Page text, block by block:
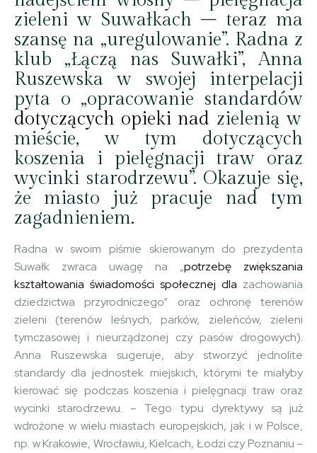
zieleni w Suwałkach – teraz ma
szansę na „uregulowanie”. Radna z
klub „Łączą nas Suwałki”, Anna
Ruszewska w swojej interpelacji
pyta o „opracowanie standardów
dotyczących opieki nad zielenią w
mieście, w tym dotyczących
koszenia i pielęgnacji traw oraz
wycinki starodrzewu”. Okazuje się,
że miasto już pracuje nad tym
zagadnieniem.
Radna w swoim piśmie skierowanym do prezydenta
Suwałk zwraca uwagę na „potrzebę zwiększania
kształtowania świadomości społecznej dla zachowania
dziedzictwa przyrodniczego” oraz ochronę terenów
zieleni (terenów leśnych, parków, zieleńców, zieleni
tymczasowej i nieurządzonej czy pasów drogowych).
Anna Ruszewska sugeruje, aby stworzyć jednolite
standardy dla jednostek miejskich, którymi te miałyby
kierować się podczas koszenia i pielęgnacji traw oraz
wycinki starodrzewu. – Tego typu dyrektywy są już
wdrożone w wielu miastach europejskich, jak i w Polsce,
np. w Krakowie, Wrocławiu, Kielcach, Łodzi czy Poznaniu –